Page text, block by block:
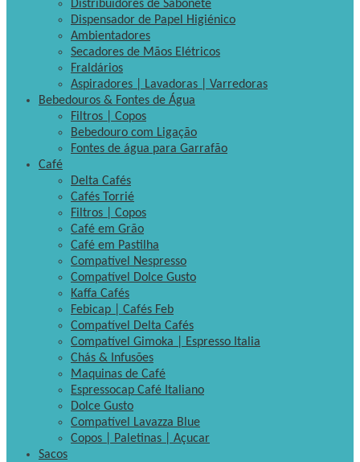
Distribuidores de Sabonete
Dispensador de Papel Higiénico
Ambientadores
Secadores de Mãos Elétricos
Fraldários
Aspiradores | Lavadoras | Varredoras
Bebedouros & Fontes de Água
Filtros | Copos
Bebedouro com Ligação
Fontes de água para Garrafão
Café
Delta Cafés
Cafés Torrié
Filtros | Copos
Café em Grão
Café em Pastilha
Compatível Nespresso
Compatível Dolce Gusto
Kaffa Cafés
Febicap | Cafés Feb
Compatível Delta Cafés
Compatível Gimoka | Espresso Italia
Chás & Infusões
Maquinas de Café
Espressocap Café Italiano
Dolce Gusto
Compatível Lavazza Blue
Copos | Paletinas | Açucar
Sacos